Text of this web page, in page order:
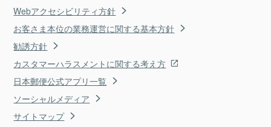
Webアクセシビリティ方針
お客さま本位の業務運営に関する基本方針
勧誘方針
カスタマーハラスメントに関する考え方
日本郵便公式アプリ一覧
ソーシャルメディア
サイトマップ